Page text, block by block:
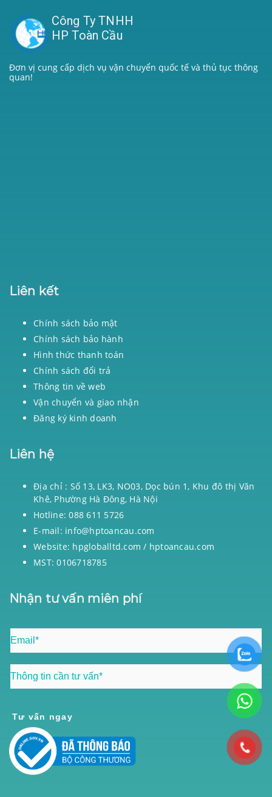
Công Ty TNHH
HP Toàn Cầu
Đơn vị cung cấp dịch vụ vận chuyển quốc tế và thủ tục thông
quan!
Liên kết
Chính sách bảo mật
Chính sách bảo hành
Hình thức thanh toán
Chính sách đổi trả
Thông tin về web
Vận chuyển và giao nhận
Đăng ký kinh doanh
Liên hệ
Địa chỉ : Số 13, LK3, NO03, Dọc bún 1, Khu đô thị Văn
Khê, Phường Hà Đông, Hà Nội
Hotline: 088 611 5726
E-mail: info@hptoancau.com
Website: hpgloballtd.com / hptoancau.com
MST: 0106718785
Nhận tư vấn miên phí
Tư vấn ngay